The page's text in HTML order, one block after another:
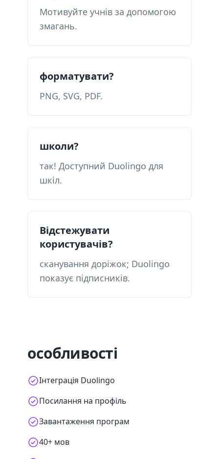
Мотивуйте учнів за допомогою
змагань.
форматувати?
PNG, SVG, PDF.
школи?
так! Доступний Duolingo для
шкіл.
Відстежувати
користувачів?
сканування доріжок; Duolingo
показує підписників.
особливості
Інтеграція Duolingo
Посилання на профіль
Завантаження програм
40+ мов